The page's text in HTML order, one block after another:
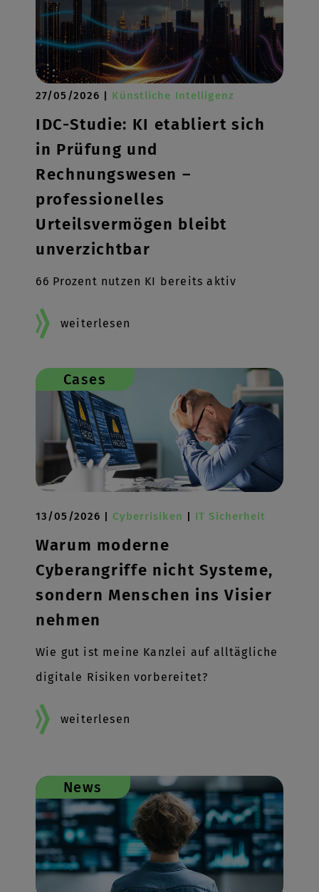
27/05/2026 | Künstliche Intelligenz
IDC-Studie: KI etabliert sich
in Prüfung und
Rechnungswesen –
professionelles
Urteilsvermögen bleibt
unverzichtbar
66 Prozent nutzen KI bereits aktiv
weiterlesen
Cases
13/05/2026 | Cyberrisiken | IT Sicherheit
Warum moderne
Cyberangriffe nicht Systeme,
sondern Menschen ins Visier
nehmen
Wie gut ist meine Kanzlei auf alltägliche
digitale Risiken vorbereitet?
weiterlesen
News